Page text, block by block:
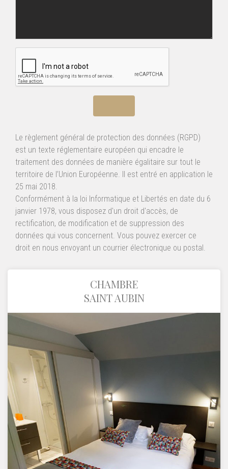
Le règlement général de protection des données (RGPD)
est un texte réglementaire européen qui encadre le
traitement des données de manière égalitaire sur tout le
territoire de l’Union Européenne. Il est entré en application le
25 mai 2018.
Conformément à la loi Informatique et Libertés en date du 6
janvier 1978, vous disposez d'un droit d'accès, de
rectification, de modification et de suppression des
données qui vous concernent. Vous pouvez exercer ce
droit en nous envoyant un courrier électronique ou postal.
CHAMBRE
SAINT AUBIN